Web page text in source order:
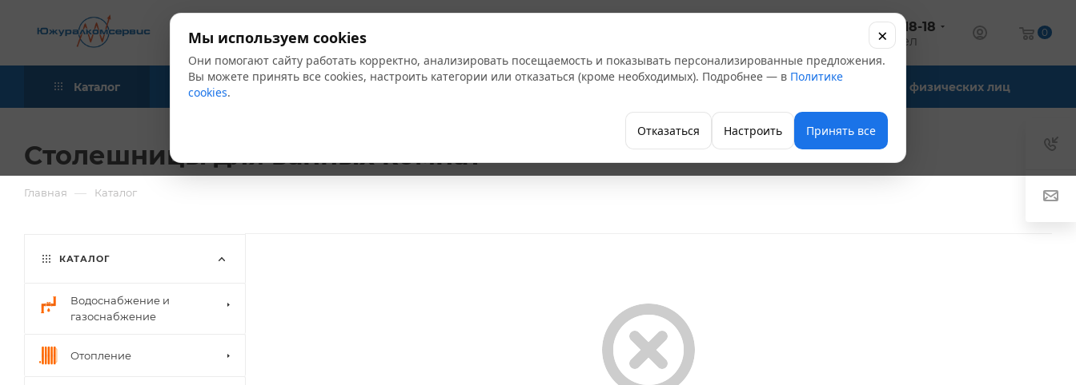
+7 (347) 246-18-18
оптовый отдел
0
Каталог Акции Бренды Компания Офис-склады Для физических лиц
Столешницы для ванных комнат
Главная — Каталог
КАТАЛОГ
Водоснабжение и
газоснабжение
Отопление
Мы используем cookies
Они помогают сайту работать корректно, анализировать посещаемость и показывать персонализированные предложения.
Вы можете принять все cookies, настроить категории или отказаться (кроме необходимых). Подробнее — в Политике
cookies.
Отказаться Настроить Принять все
×